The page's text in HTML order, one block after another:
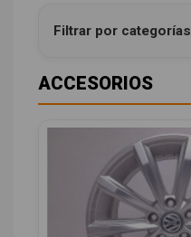
Filtrar por categorías
ACCESORIOS